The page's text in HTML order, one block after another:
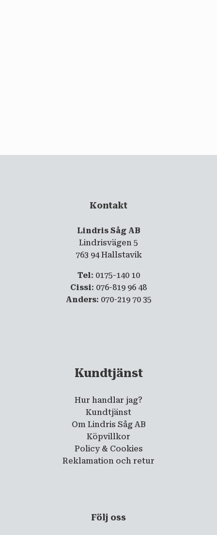
Kontakt
Lindris Såg AB
Lindrisvägen 5
763 94 Hallstavik
Tel: 0175-140 10
Cissi: 076-819 96 48
Anders: 070-219 70 35
Kundtjänst
Hur handlar jag?
Kundtjänst
Om Lindris Såg AB
Köpvillkor
Policy & Cookies
Reklamation och retur
Följ oss